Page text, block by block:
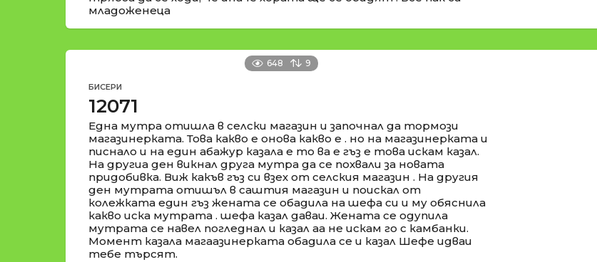
младоженеца
648 9
БИСЕРИ
12071
Една мутра отишла в селски магазин и започнал да тормози
магазинерката. Това какво е онова какво е . но на магазинерката и
писнало и на един абажур казала е то ва е гъз е това искам казал.
На другиа ден викнал друга мутра да се похвали за новата
придобивка. Виж какъв гъз си взех от селския магазин . На другия
ден мутрата отишъл в саштия магазин и поискал от
колежката един гъз жената се обадила на шефа си и му обяснила
какво иска мутрата . шефа казал даваи. Жената се одупила
мутрата се навел погледнал и казал аа не искам го с камбанки.
Момент казала магаазинерката обадила се и казал Шефе идваи
тебе търсят.